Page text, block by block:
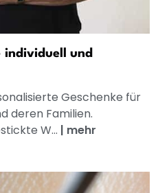
individuell und
Geschenke für
deren Familien.
W... | mehr